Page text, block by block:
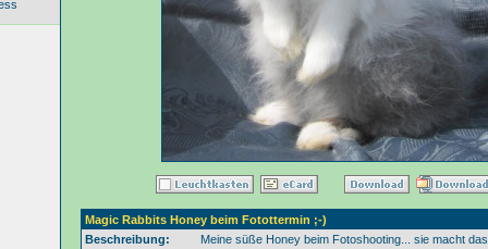
Magic Rabbits Honey beim Fotottermin ;-)
Beschreibung:
Meine süße Honey beim Fotoshooting... sie macht das